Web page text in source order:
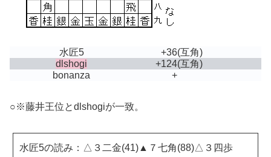
水匠5 +36(互角)
dlshogi
+124(互角)
bonanza
+
○※藤井王位とdlshogiが一致。
水匠5の読み：△３二金(41)▲７七角(88)△３四歩